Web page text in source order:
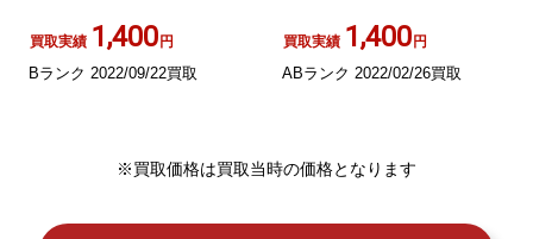
買取実績 1,400円
Bランク 2022/09/22買取
買取実績 1,400円
ABランク 2022/02/26買取
※買取価格は買取当時の価格となります